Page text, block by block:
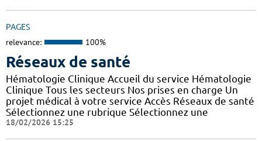
PAGES
relevance: 100%
Réseaux de santé
Hématologie Clinique Accueil du service Hématologie
Clinique Tous les secteurs Nos prises en charge Un
projet médical à votre service Accès Réseaux de santé
Sélectionnez une rubrique Sélectionnez une
18/02/2026 15:25